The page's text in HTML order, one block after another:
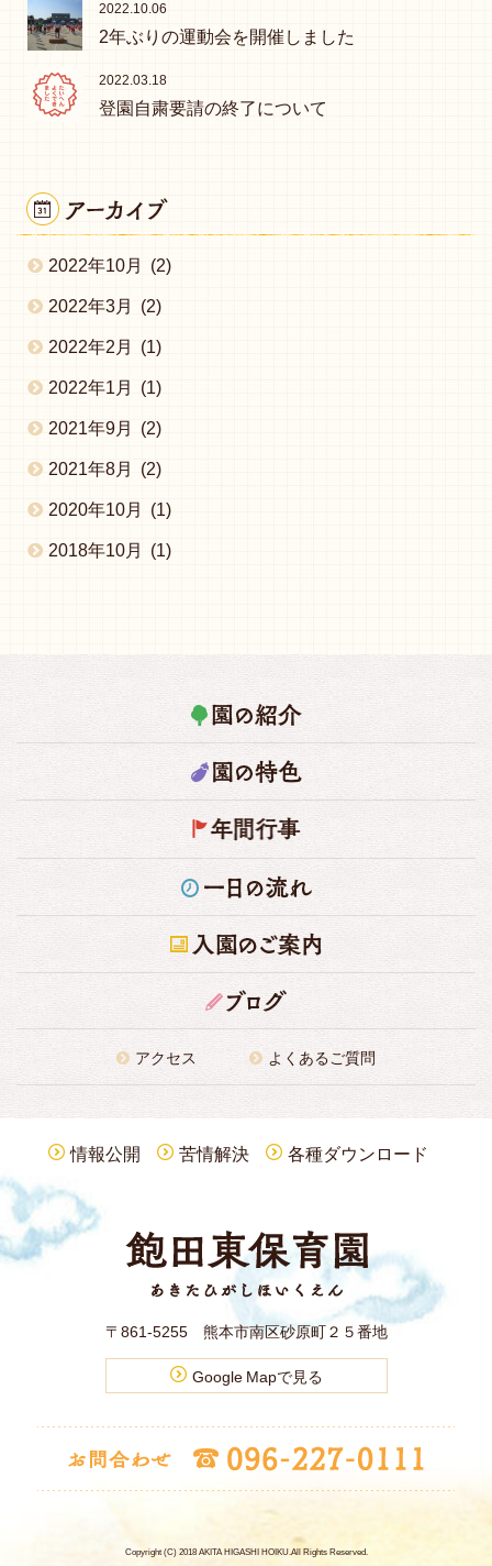
2022.10.06
2年ぶりの運動会を開催しました
2022.03.18
登園自粛要請の終了について
2022年10月 (2)
2022年3月 (2)
2022年2月 (1)
2022年1月 (1)
2021年9月 (2)
2021年8月 (2)
2020年10月 (1)
2018年10月 (1)
アクセス よくあるご質問
情報公開 苦情解決 各種ダウンロード
〒861-5255 熊本市南区砂原町２５番地
Google Mapで見る
Copyright (C) 2018 AKITA HIGASHI HOIKU.All Rights Reserved.